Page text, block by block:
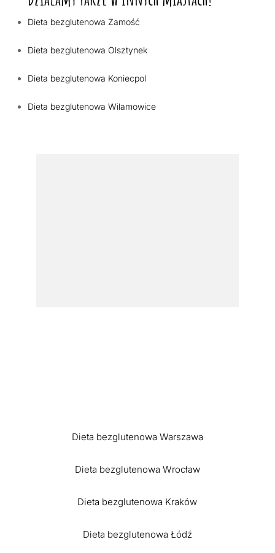
Dieta bezglutenowa Zamość
Dieta bezglutenowa Olsztynek
Dieta bezglutenowa Koniecpol
Dieta bezglutenowa Wilamowice
Dieta bezglutenowa Warszawa
Dieta bezglutenowa Wrocław
Dieta bezglutenowa Kraków
Dieta bezglutenowa Łódź